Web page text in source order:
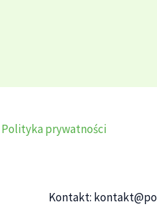
Polityka prywatności
Kontakt: